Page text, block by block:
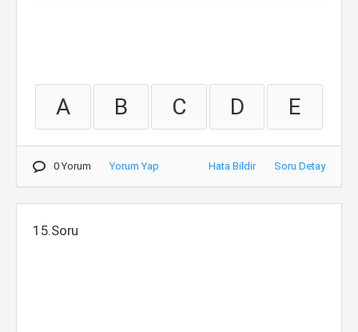
A B C D E
0 Yorum Yorum Yap Hata Bildir Soru Detay
15.Soru